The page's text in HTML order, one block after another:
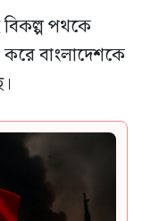
বিকল্প পথকে
বাংলাদেশকে